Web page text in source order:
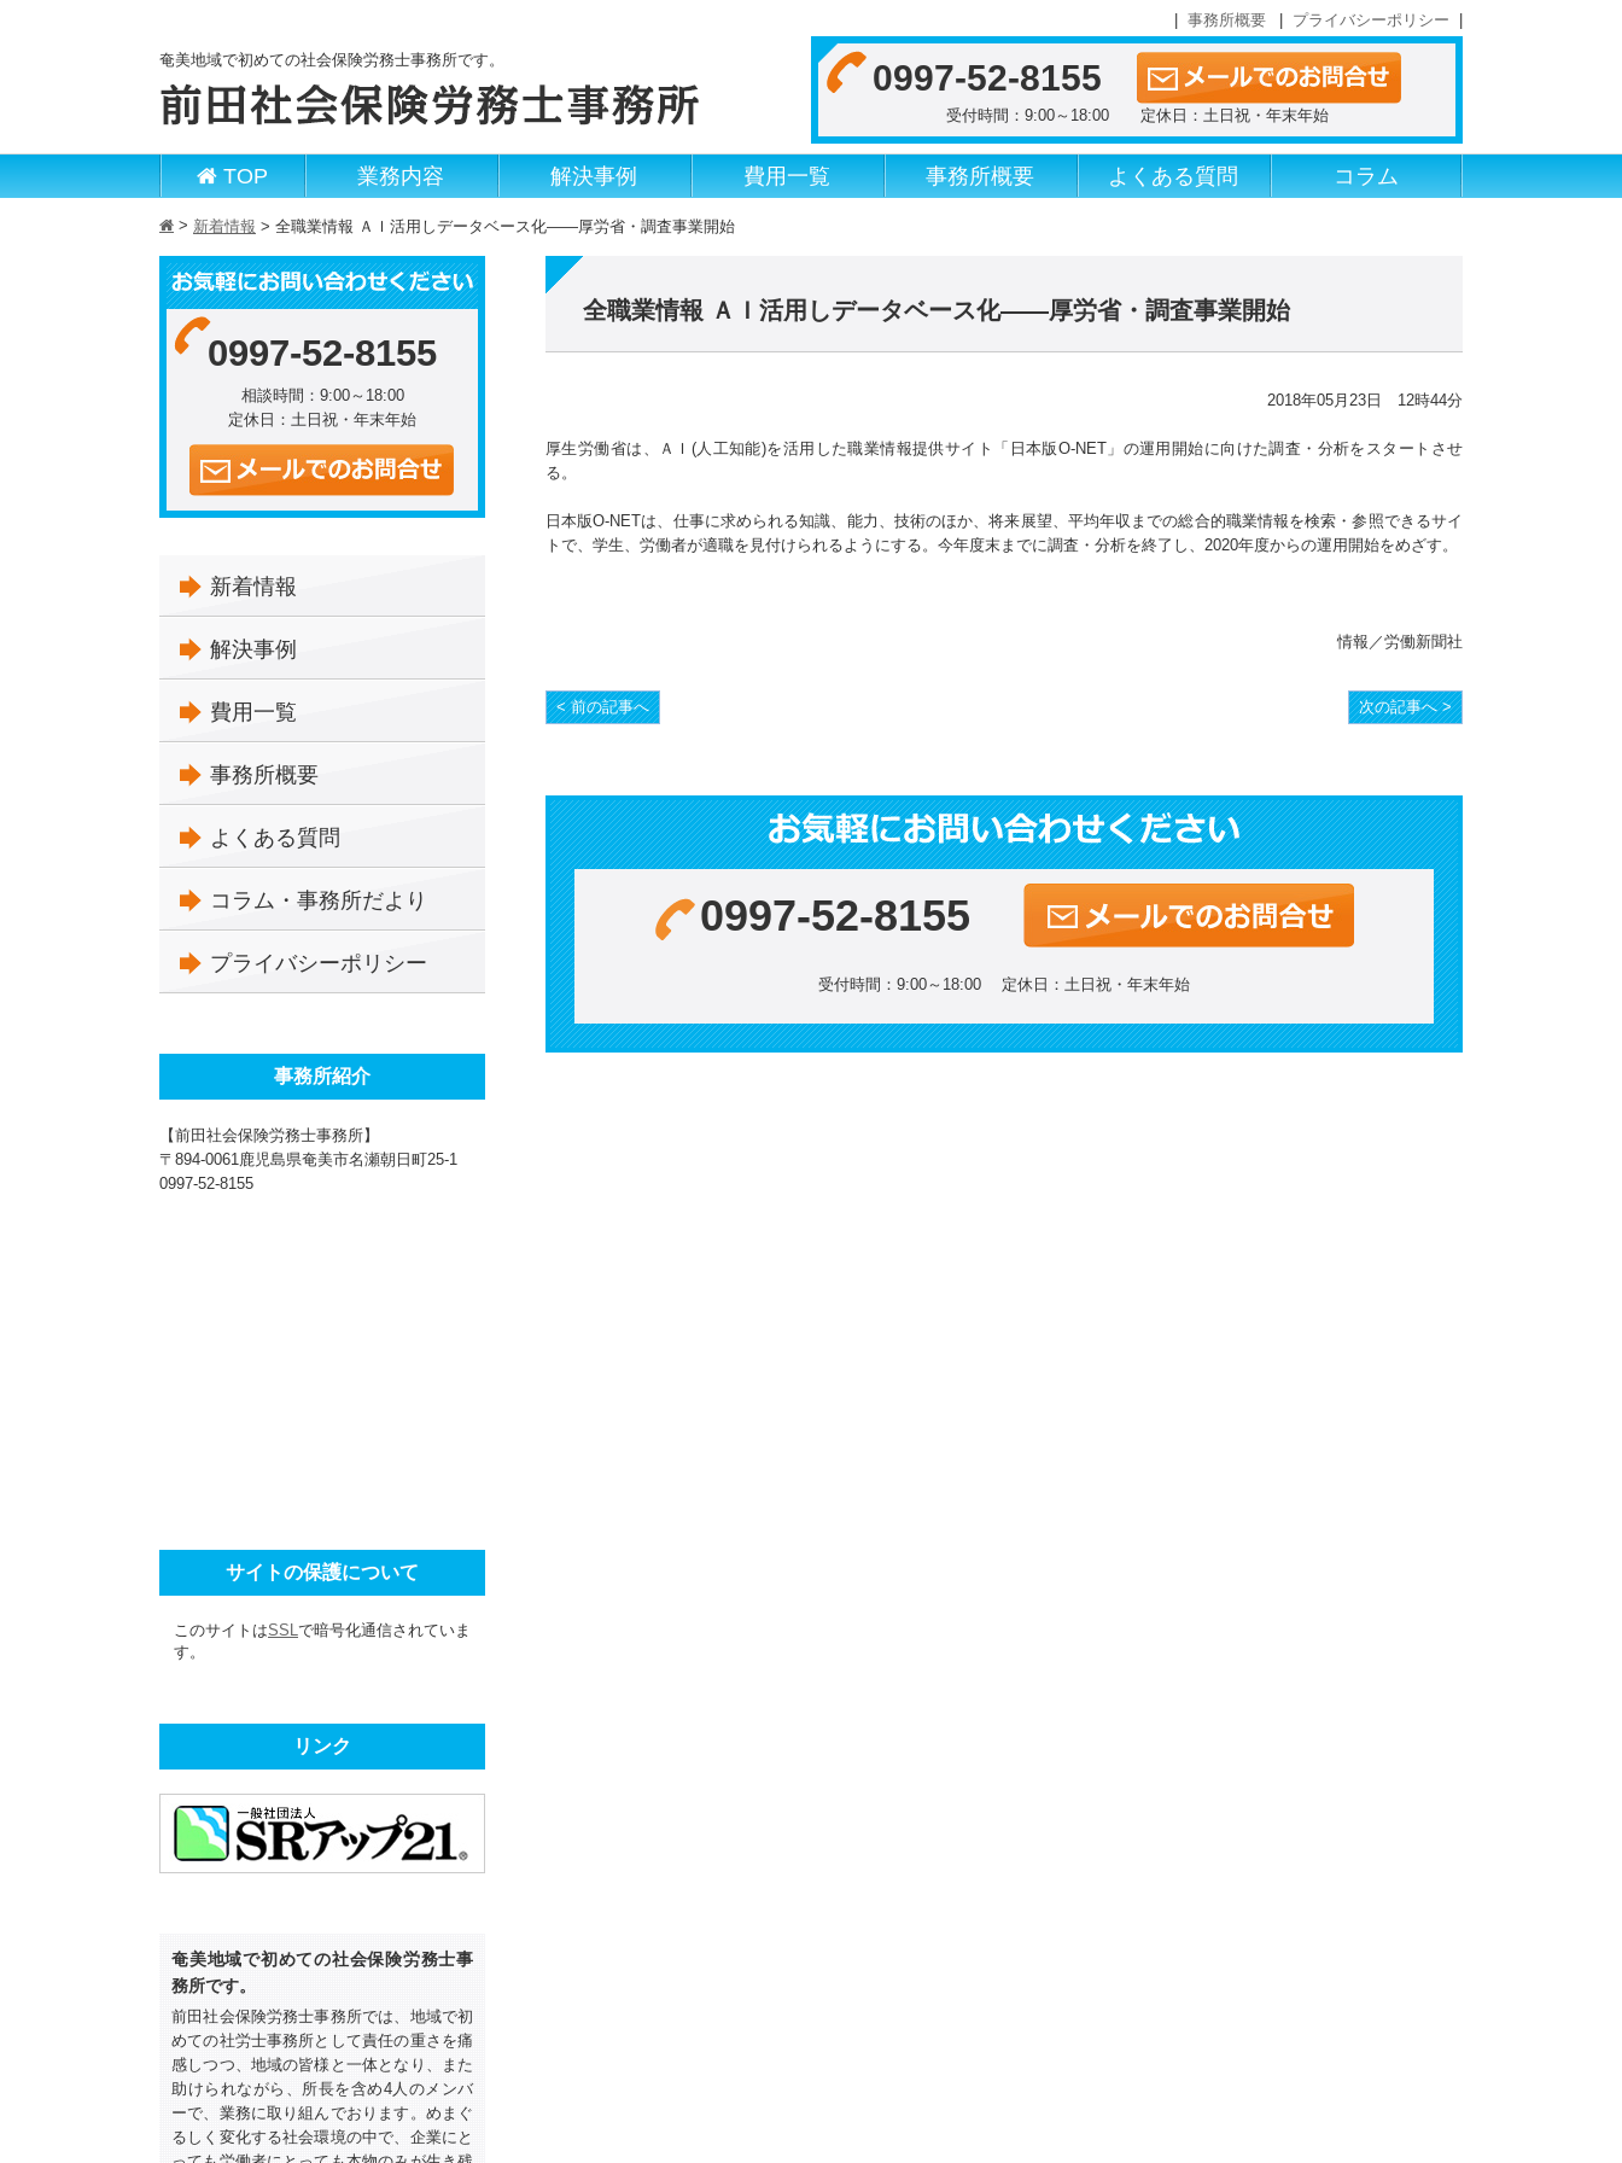
奄美地域で初めての社会保険労務士事務所です。
事務所概要 プライバシーポリシー
0997-52-8155
受付時間：9:00～18:00 定休日：土日祝・年末年始
TOP 業務内容 解決事例 費用一覧 事務所概要 よくある質問 コラム
h > 新着情報 > 全職業情報 ＡＩ活用しデータベース化――厚労省・調査事業開始
全職業情報 ＡＩ活用しデータベース化――厚労省・調査事業開始
2018年05月23日 12時44分
厚生労働省は、ＡＩ(人工知能)を活用した職業情報提供サイト「日本版O-NET」の運用開始に向けた調査・分析をスタートさせ
る。
日本版O-NETは、仕事に求められる知識、能力、技術のほか、将来展望、平均年収までの総合的職業情報を検索・参照できるサイ
トで、学生、労働者が適職を見付けられるようにする。今年度末までに調査・分析を終了し、2020年度からの運用開始をめざす。
情報／労働新聞社
< 前の記事へ 次の記事へ >
0997-52-8155
受付時間：9:00～18:00 定休日：土日祝・年末年始
0997-52-8155
相談時間：9:00～18:00
定休日：土日祝・年末年始
新着情報
解決事例
費用一覧
事務所概要
よくある質問
コラム・事務所だより
プライバシーポリシー
事務所紹介
【前田社会保険労務士事務所】
〒894-0061鹿児島県奄美市名瀬朝日町25-1
0997-52-8155
サイトの保護について
このサイトはSSLで暗号化通信されていま
す。
リンク
奄美地域で初めての社会保険労務士事
務所です。
前田社会保険労務士事務所では、地域で初
めての社労士事務所として責任の重さを痛
感しつつ、地域の皆様と一体となり、また
助けられながら、所長を含め4人のメンバ
ーで、業務に取り組んでおります。めまぐ
るしく変化する社会環境の中で、企業にと